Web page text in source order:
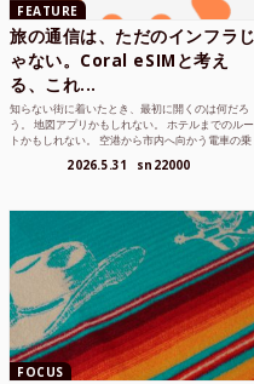
FEATURE
旅の通信は、ただのインフラじ
ゃない。Coral eSIMと考え
る、これ...
知らない街に着いたとき、最初に開くのは何だろ
う。 地図アプリかもしれない。 ホテルまでのルー
トかもしれない。 空港から市内へ向かう電車の乗
2026.5.31 sn22000
FOCUS